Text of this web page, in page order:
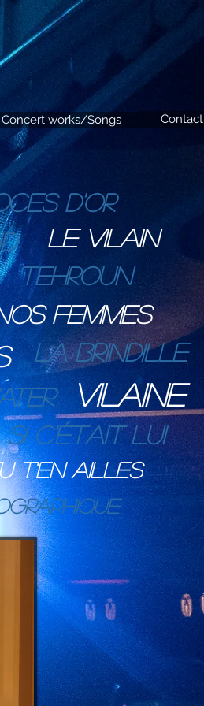
Concert works/Songs Contact
d'or
t'en ailles
Si c'était lui
VILAINE
FEMMES
TEHROUN
LE VILAIN
La brindille